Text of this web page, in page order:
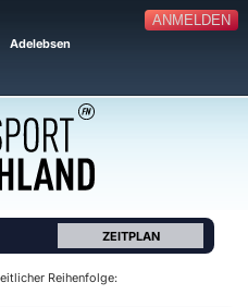
ANMELDEN
Adelebsen
ZEITPLAN
Reihenfolge: